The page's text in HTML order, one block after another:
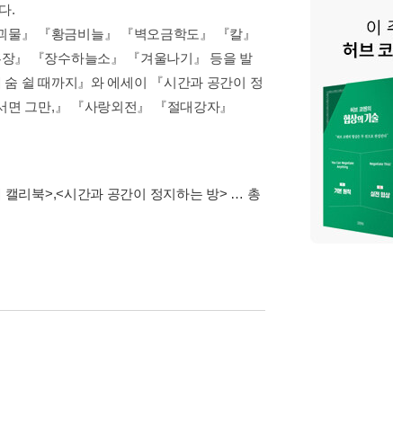
.
』 『황금비늘』 『벽오금학도』 『칼』
』 『장수하늘소』 『겨울나기』 등을 발
쉴 때까지』와 에세이 『시간과 공간이 정
그만,』 『사랑외전』 『절대강자』
캘리북>,<시간과 공간이 정지하는 방> … 총